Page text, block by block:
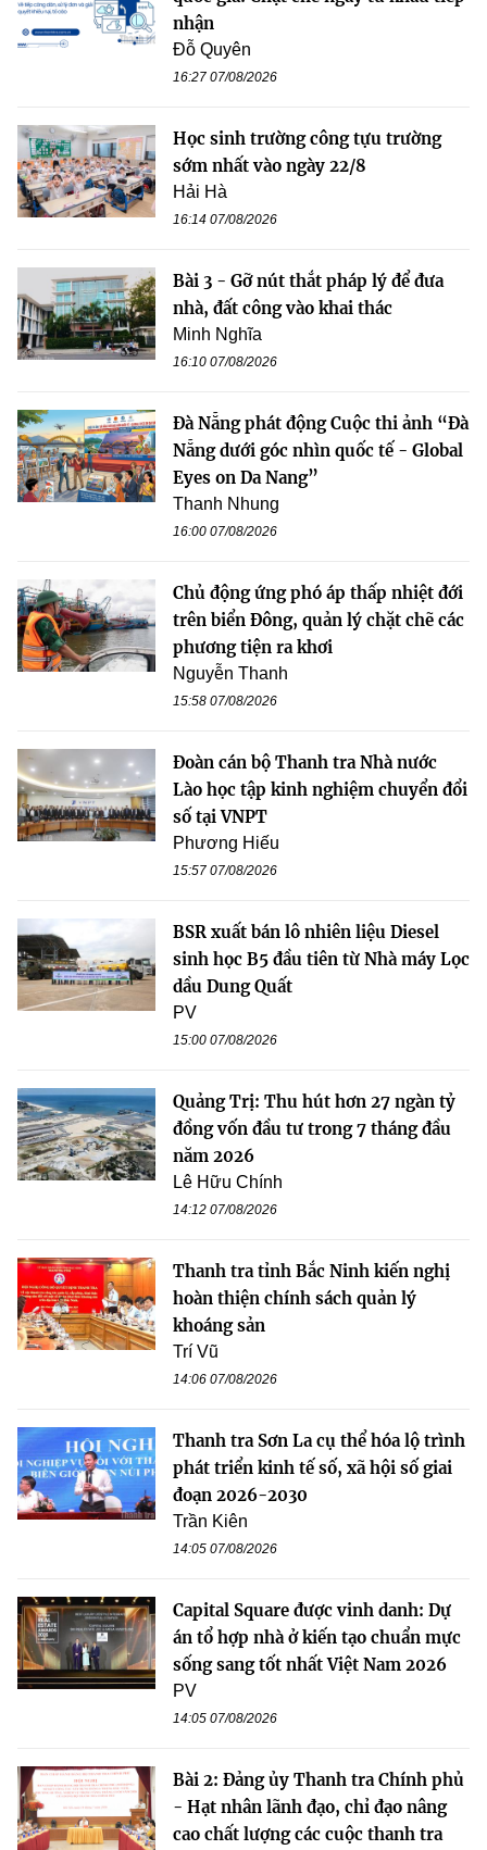
nhận
Đỗ Quyên
16:27 07/08/2026
Học sinh trường công tựu trường
sớm nhất vào ngày 22/8
Hải Hà
16:14 07/08/2026
Bài 3 - Gỡ nút thắt pháp lý để đưa
nhà, đất công vào khai thác
Minh Nghĩa
16:10 07/08/2026
Đà Nẵng phát động Cuộc thi ảnh “Đà
Nẵng dưới góc nhìn quốc tế - Global
Eyes on Da Nang”
Thanh Nhung
16:00 07/08/2026
Chủ động ứng phó áp thấp nhiệt đới
trên biển Đông, quản lý chặt chẽ các
phương tiện ra khơi
Nguyễn Thanh
15:58 07/08/2026
Đoàn cán bộ Thanh tra Nhà nước
Lào học tập kinh nghiệm chuyển đổi
số tại VNPT
Phương Hiếu
15:57 07/08/2026
BSR xuất bán lô nhiên liệu Diesel
sinh học B5 đầu tiên từ Nhà máy Lọc
dầu Dung Quất
PV
15:00 07/08/2026
Quảng Trị: Thu hút hơn 27 ngàn tỷ
đồng vốn đầu tư trong 7 tháng đầu
năm 2026
Lê Hữu Chính
14:12 07/08/2026
Thanh tra tỉnh Bắc Ninh kiến nghị
hoàn thiện chính sách quản lý
khoáng sản
Trí Vũ
14:06 07/08/2026
Thanh tra Sơn La cụ thể hóa lộ trình
phát triển kinh tế số, xã hội số giai
đoạn 2026-2030
Trần Kiên
14:05 07/08/2026
Capital Square được vinh danh: Dự
án tổ hợp nhà ở kiến tạo chuẩn mực
sống sang tốt nhất Việt Nam 2026
PV
14:05 07/08/2026
Bài 2: Đảng ủy Thanh tra Chính phủ
- Hạt nhân lãnh đạo, chỉ đạo nâng
cao chất lượng các cuộc thanh tra